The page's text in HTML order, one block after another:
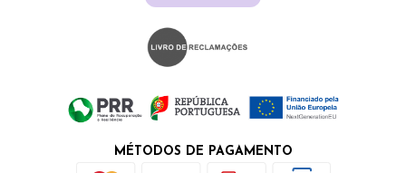
MÉTODOS DE PAGAMENTO